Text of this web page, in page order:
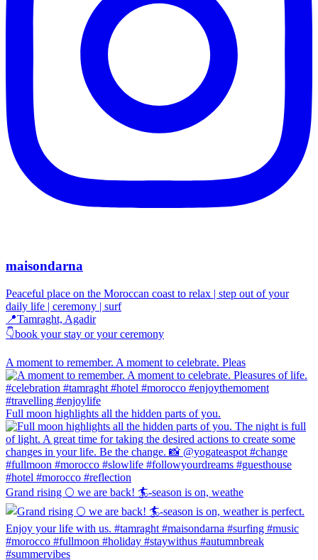
maisondarna
Peaceful place on the Moroccan coast to relax | step out of your
daily life | ceremony | surf
📍Tamraght, Agadir
👇book your stay or your ceremony
A moment to remember. A moment to celebrate. Pleas
Full moon highlights all the hidden parts of you.
Grand rising 🌕 we are back! 🏄-season is on, weathe